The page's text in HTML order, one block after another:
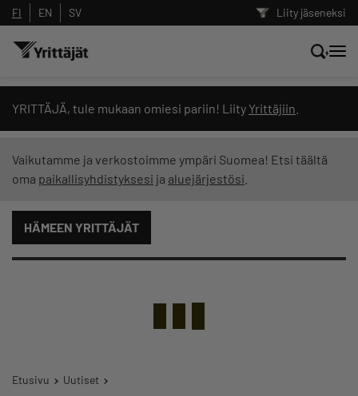
Liity jäseneksi
FI EN SV
YRITTÄJÄ, tule mukaan omiesi pariin! Liity Yrittäjiin
Vaikutamme ja verkostoimme ympäri Suomea! Etsi täältä
oma paikallisyhdistyksesi ja aluejärjestösi
HÄMEEN YRITTÄJÄT
Etusivu Uutiset
Hae sivustolta tai kysy suoraan
Yrittäjien tekoälyltä
Suodata hakutuloksia: näytä kaikki sisältö